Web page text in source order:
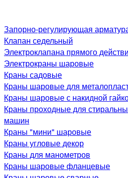
Запорно-регулирующая
Клапан седельный
Электроклапана прямого
Электрокраны шаровые
Краны садовые
Краны шаровые для
Краны шаровые с накидной
Краны проходные для
машин
Краны "мини" шаровые
Краны угловые декор
Краны для манометров
Краны шаровые фланцевые